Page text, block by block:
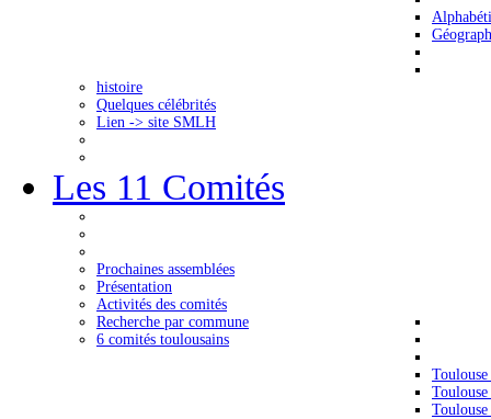
histoire
Quelques célébrités
Lien -> site SMLH
Les 11 Comités
Prochaines assemblées
Présentation
Activités des comités
Recherche par commune
6 comités toulousains
Toulouse